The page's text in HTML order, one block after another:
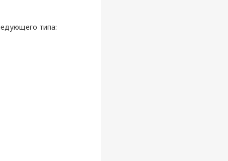
типа: